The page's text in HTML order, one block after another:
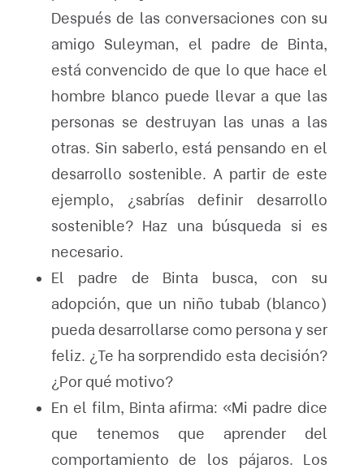
Después de las conversaciones con su
amigo Suleyman, el padre de Binta,
está convencido de que lo que hace el
hombre blanco puede llevar a que las
personas se destruyan las unas a las
otras. Sin saberlo, está pensando en el
desarrollo sostenible. A partir de este
ejemplo, ¿sabrías definir desarrollo
sostenible? Haz una búsqueda si es
necesario.
El padre de Binta busca, con su
adopción, que un niño tubab (blanco)
pueda desarrollarse como persona y ser
feliz. ¿Te ha sorprendido esta decisión?
¿Por qué motivo?
En el film, Binta afirma: «Mi padre dice
que tenemos que aprender del
comportamiento de los pájaros. Los